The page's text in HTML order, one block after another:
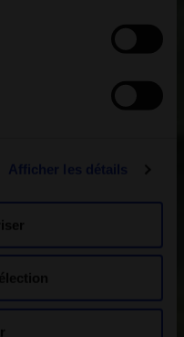
Afficher les détails